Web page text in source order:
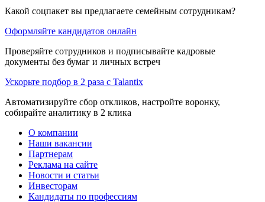
Какой соцпакет вы предлагаете семейным сотрудникам?
Оформляйте кандидатов онлайн
Проверяйте сотрудников и подписывайте кадровые
документы без бумаг и личных встреч
Ускорьте подбор в 2 раза с Talantix
Автоматизируйте сбор откликов, настройте воронку,
собирайте аналитику в 2 клика
О компании
Наши вакансии
Партнерам
Реклама на сайте
Новости и статьи
Инвесторам
Кандидаты по профессиям